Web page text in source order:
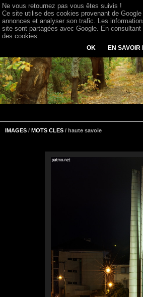
IMAGES / MOTS CLES / haute savoie
Ne vous retournez pas vous êtes suivis !
Ce site utilise des cookies provenant de
annonces et analyser son trafic. Les
site sont partagées avec Google. En
des cookies.
OK EN SAVOIR